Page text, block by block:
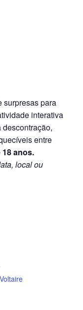
surpresas para
interativa
entre
anos.
local ou